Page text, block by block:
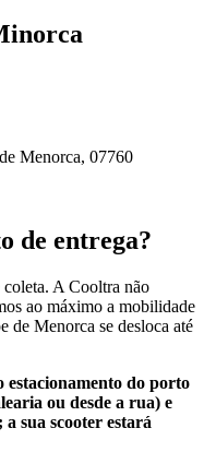
Menorca, 07760
de entrega?
coleta. A Cooltra não
ao máximo a mobilidade
de Menorca se desloca até
estacionamento do porto
ou desde a rua) e
sua scooter estará